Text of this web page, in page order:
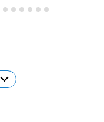
13 14 15 16 17 18